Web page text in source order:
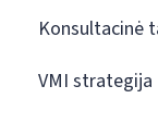
Konsultacinė
VMI strategija